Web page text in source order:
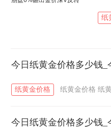
纸
今日纸黄金价格多少钱_
纸黄金价格 纸黄金价格 纸
今日纸黄金价格多少钱_